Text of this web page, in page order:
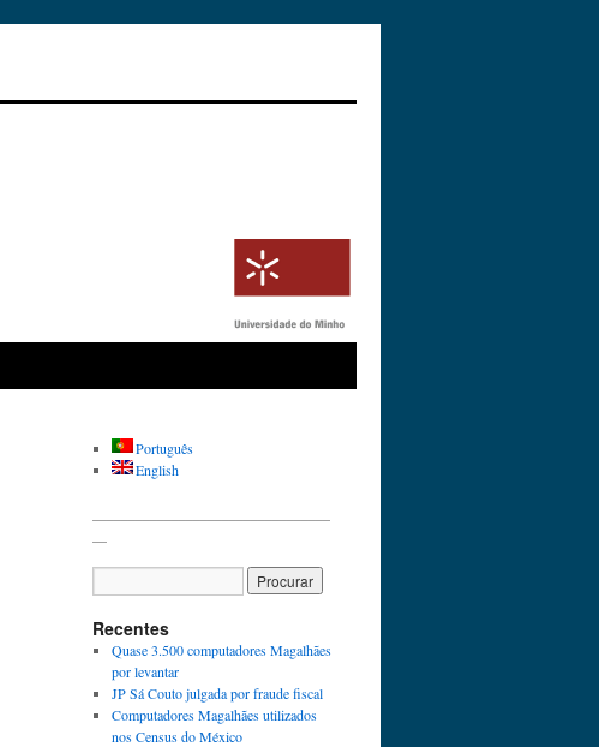
Português
English
Recentes
Quase 3.500 computadores Magalhães
por levantar
JP Sá Couto julgada por fraude fiscal
Computadores Magalhães utilizados
nos Census do México